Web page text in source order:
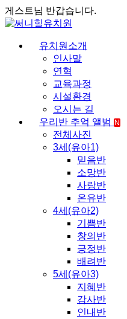
게스트님 반갑습니다.
유치원소개
인사말
연혁
교육과정
시설환경
오시는 길
우리반 추억 앨범
N
전체사진
3세(유아1)
믿음반
소망반
사랑반
온유반
4세(유아2)
기쁨반
창의반
긍정반
배려반
5세(유아3)
지혜반
감사반
인내반